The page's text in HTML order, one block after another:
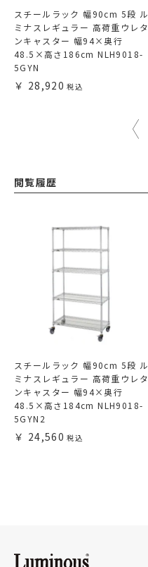
スチールラック 幅90cm 5段 ル
ミナスレギュラー 高荷重ウレタ
ンキャスター 幅94×奥行
48.5×高さ186cm NLH9018-
5GYN
28,920
閲覧履歴
スチールラック 幅90cm 5段 ル
ミナスレギュラー 高荷重ウレタ
ンキャスター 幅94×奥行
48.5×高さ184cm NLH9018-
5GYN2
24,560